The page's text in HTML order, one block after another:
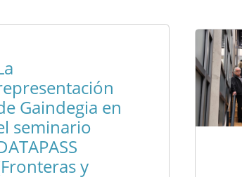
Gaindegia en
seminario
y